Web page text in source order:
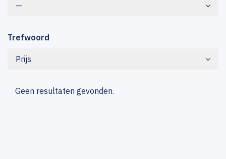
—
Trefwoord
Prijs
Geen resultaten gevonden.